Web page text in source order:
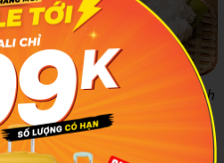
hấp dẫn tại Cần Giuộc. Ảnh minh
Tây Ninh